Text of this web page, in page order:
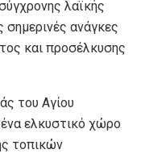
λαϊκής
σημερινές ανάγκες
και προσέλκυσης
του Αγίου
ελκυστικό χώρο
τοπικών